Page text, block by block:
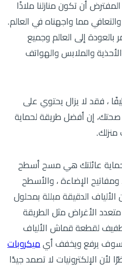
أن تكون منازلنا ملاذًا
مما واجهناه في العالم.
بالعودة إلى العالم وجميع
والملابس والهواتف
، فقد لا يزال يحتوي على
إن أفضل طريقة لحماية
عائلتك هي مسح أسطح
الإضاءة ، والأسطح
الدقيقة مبللة بمحلول
الأغراض مثل الطريقة
لقطعة قماش الألياف
سوف يرفع ويخفف أي ميكروبات
لأن الإلكترونيات لا تصمد جيدًا